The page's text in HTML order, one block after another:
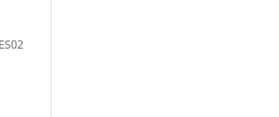
ES02